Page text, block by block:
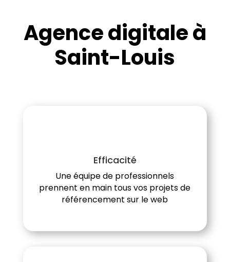
Agence digitale à
Saint-Louis
Efficacité
Une équipe de professionnels
prennent en main tous vos projets de
référencement sur le web